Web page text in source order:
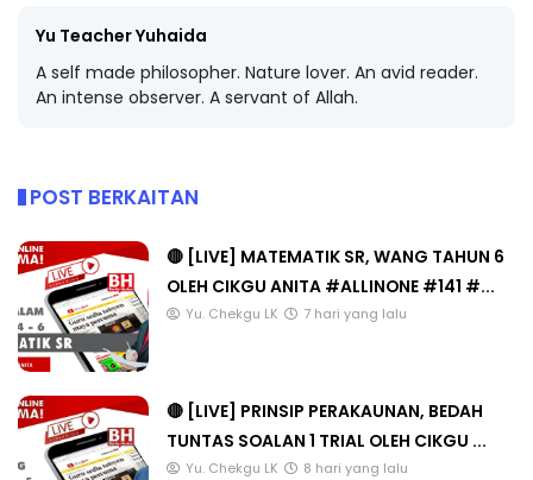
Yu Teacher Yuhaida
A self made philosopher. Nature lover. An avid reader.
An intense observer. A servant of Allah.
POST BERKAITAN
🔴 [LIVE] MATEMATIK SR, WANG TAHUN 6
OLEH CIKGU ANITA #ALLINONE #141 #...
Yu. Chekgu LK 7 hari yang lalu
🔴 [LIVE] PRINSIP PERAKAUNAN, BEDAH
TUNTAS SOALAN 1 TRIAL OLEH CIKGU ...
Yu. Chekgu LK 8 hari yang lalu